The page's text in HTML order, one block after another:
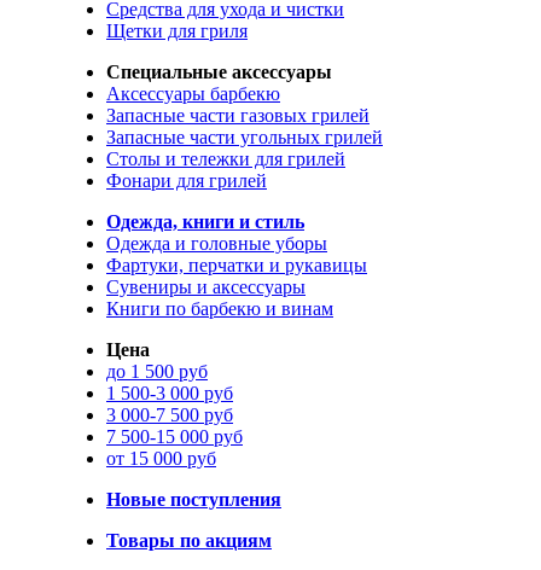
Средства для ухода и чистки
Щетки для гриля
Специальные аксессуары
Аксессуары барбекю
Запасные части газовых грилей
Запасные части угольных грилей
Столы и тележки для грилей
Фонари для грилей
Одежда, книги и стиль
Одежда и головные уборы
Фартуки, перчатки и рукавицы
Сувениры и аксессуары
Книги по барбекю и винам
Цена
до 1 500 руб
1 500-3 000 руб
3 000-7 500 руб
7 500-15 000 руб
от 15 000 руб
Новые поступления
Товары по акциям